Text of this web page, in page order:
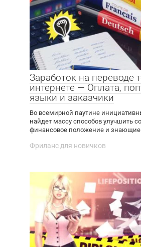
Заработок на переводе
интернете — Оплата,
языки и заказчики
Во всемирной паутине
найдет массу способов улучшить
финансовое положение и знающие
Фриланс для новичков